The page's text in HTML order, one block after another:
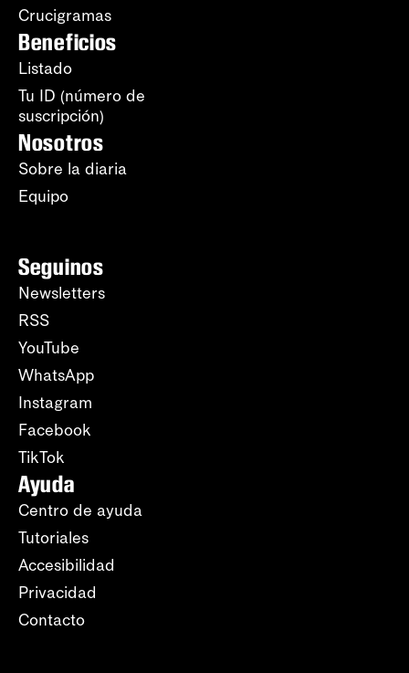
Crucigramas
Beneficios
Listado
Tu ID (número de
suscripción)
Nosotros
Sobre la diaria
Equipo
Seguinos
Newsletters
RSS
YouTube
WhatsApp
Instagram
Facebook
TikTok
Ayuda
Centro de ayuda
Tutoriales
Accesibilidad
Privacidad
Contacto